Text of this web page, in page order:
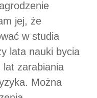
jej, że
w studia
lata nauki bycia
zarabiania
Można